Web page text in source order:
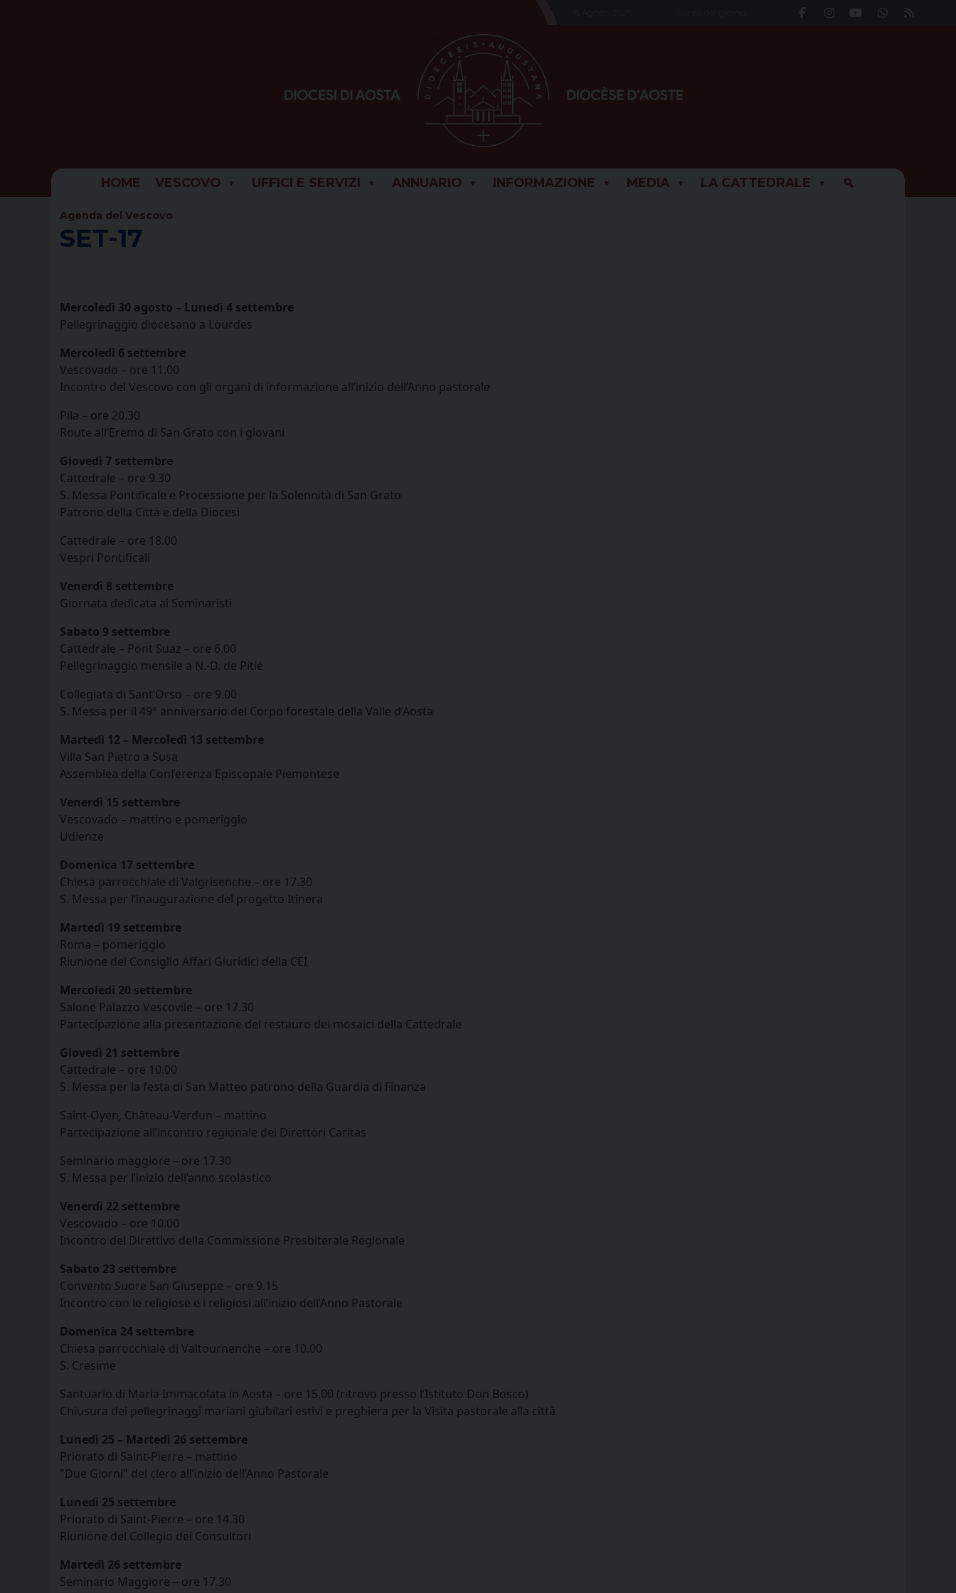
HOME VESCOVO UFFICI E SERVIZI ANNUARIO INFORMAZIONE MEDIA LA CATTEDRALE
Agenda del Vescovo
SET-17
Mercoledì 30 agosto – Lunedì 4 settembre
Pellegrinaggio diocesano a Lourdes
Mercoledì 6 settembre
Vescovado – ore 11.00
Incontro del Vescovo con gli organi di informazione all’inizio dell’Anno pastorale
Pila – ore 20.30
Route all’Eremo di San Grato con i giovani
Giovedì 7 settembre
Cattedrale – ore 9.30
S. Messa Pontificale e Processione per la Solennità di San Grato
Patrono della Città e della Diocesi
Cattedrale – ore 18.00
Vespri Pontificali
Venerdì 8 settembre
Giornata dedicata ai Seminaristi
Sabato 9 settembre
Cattedrale – Pont Suaz – ore 6.00
Pellegrinaggio mensile a N.-D. de Pitié
Collegiata di Sant’Orso – ore 9.00
S. Messa per il 49° anniversario del Corpo forestale della Valle d’Aosta
Martedì 12 – Mercoledì 13 settembre
Villa San Pietro a Susa
Assemblea della Conferenza Episcopale Piemontese
Venerdì 15 settembre
Vescovado – mattino e pomeriggio
Udienze
Domenica 17 settembre
Chiesa parrocchiale di Valgrisenche – ore 17.30
S. Messa per l’inaugurazione del progetto Itinera
Martedì 19 settembre
Roma – pomeriggio
Riunione del Consiglio Affari Giuridici della CEI
Mercoledì 20 settembre
Salone Palazzo Vescovile – ore 17.30
Partecipazione alla presentazione del restauro dei mosaici della Cattedrale
Giovedì 21 settembre
Cattedrale – ore 10.00
S. Messa per la festa di San Matteo patrono della Guardia di Finanza
Saint-Oyen, Château-Verdun – mattino
Partecipazione all’incontro regionale dei Direttori Caritas
Seminario maggiore – ore 17.30
S. Messa per l’inizio dell’anno scolastico
Venerdì 22 settembre
Vescovado – ore 10.00
Incontro del Direttivo della Commissione Presbiterale Regionale
Sabato 23 settembre
Convento Suore San Giuseppe – ore 9.15
Incontro con le religiose e i religiosi all’inizio dell’Anno Pastorale
Domenica 24 settembre
Chiesa parrocchiale di Valtournenche – ore 10.00
S. Cresime
Santuario di Maria Immacolata in Aosta – ore 15.00 (ritrovo presso l’Istituto Don Bosco)
Chiusura dei pellegrinaggi mariani giubilari estivi e preghiera per la Visita pastorale alla città
Lunedì 25 – Martedì 26 settembre
Priorato di Saint-Pierre – mattino
"Due Giorni" del clero all’inizio dell’Anno Pastorale
Lunedì 25 settembre
Priorato di Saint-Pierre – ore 14.30
Riunione del Collegio dei Consultori
Martedì 26 settembre
Seminario Maggiore – ore 17.30